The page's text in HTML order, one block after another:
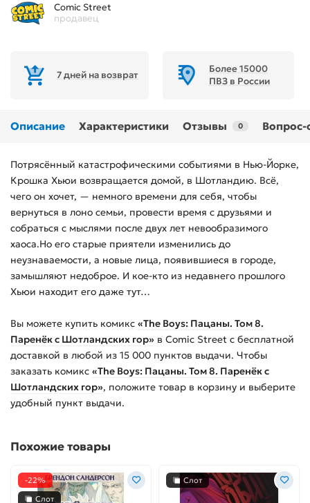
Comic Street
продавец
7 дней на возврат
Более 15000
ПВЗ в России
Описание Характеристики Отзывы 0 Вопрос-
Потрясённый катастрофическими событиями в Нью-Йорке,
Крошка Хьюи возвращается домой, в Шотландию. Всё,
чего он хочет, — немного времени для себя, чтобы
вернуться в лоно семьи, провести время с друзьями и
собраться с мыслями после двух лет невообразимого
хаоса.Но его старые приятели изменились до
неузнаваемости, а новые лица, появившиеся в городе,
замышляют недоброе. И кое-кто из недавнего прошлого
Хьюи находит его даже тут…
Вы можете купить комикс «The Boys: Пацаны. Том 8.
Паренёк с Шотландских гор» в Comic Street с бесплатной
доставкой в любой из 15 000 пунктов выдачи. Чтобы
заказать комикс «The Boys: Пацаны. Том 8. Паренёк с
Шотландских гор», положите товар в корзину и выберите
удобный пункт выдачи.
Похожие товары
-22%
Слот
Слот